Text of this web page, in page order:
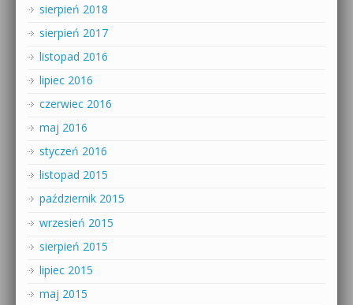
sierpień 2018
sierpień 2017
listopad 2016
lipiec 2016
czerwiec 2016
maj 2016
styczeń 2016
listopad 2015
październik 2015
wrzesień 2015
sierpień 2015
lipiec 2015
maj 2015